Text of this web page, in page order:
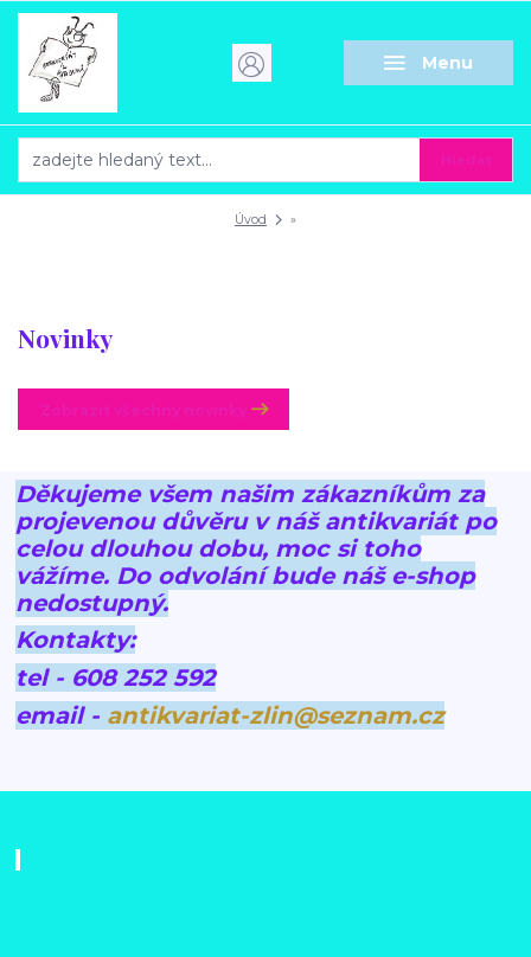
Menu
Úvod »
Novinky
Děkujeme všem našim zákazníkům za
projevenou důvěru v náš antikvariát po
celou dlouhou dobu, moc si toho
vážíme. Do odvolání bude náš e-shop
nedostupný.
Kontakty:
tel - 608 252 592
email - antikvariat-zlin@seznam.cz